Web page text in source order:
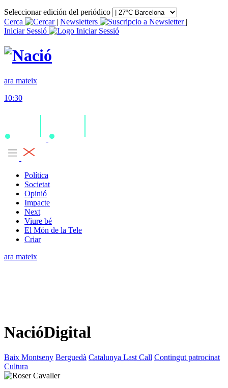
Seleccionar edición del periódico
Cerca
| Newsletters
|
Iniciar Sessió
ara mateix
10:30
Política
Societat
Opinió
Impacte
Next
Viure bé
El Món de la Tele
Criar
ara mateix
NacióDigital
Baix Montseny Berguedà Catalunya Last Call Contingut patrocinat
Cultura